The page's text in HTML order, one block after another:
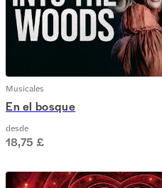
Musicales
En el bosque
desde
18,75 £